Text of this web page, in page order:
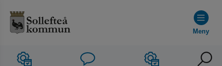
Meny